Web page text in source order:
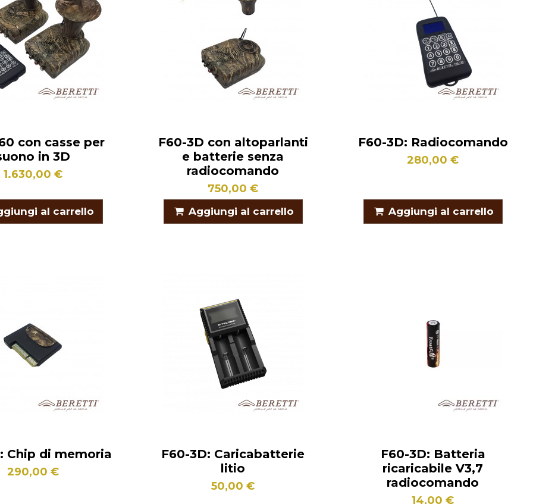
con casse per
in 3D
1.630,00 €
al carrello
F60-3D con altoparlanti
e batterie senza
radiocomando
750,00 €
Aggiungi al carrello
F60-3D: Radiocomando
280,00 €
Aggiungi al carrello
Chip di memoria
290,00 €
F60-3D: Caricabatterie
litio
50,00 €
F60-3D: Batteria
ricaricabile V3,7
radiocomando
14,00 €